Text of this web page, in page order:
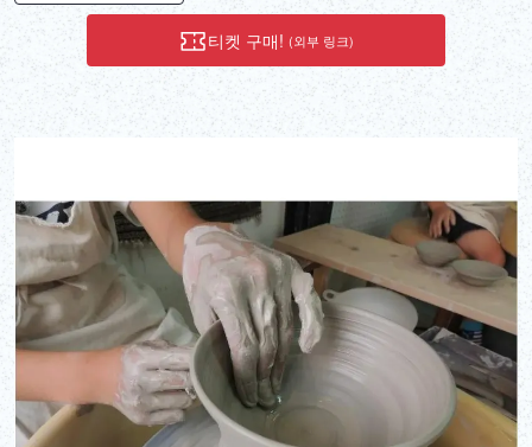
티켓 구매! (외부 링크)